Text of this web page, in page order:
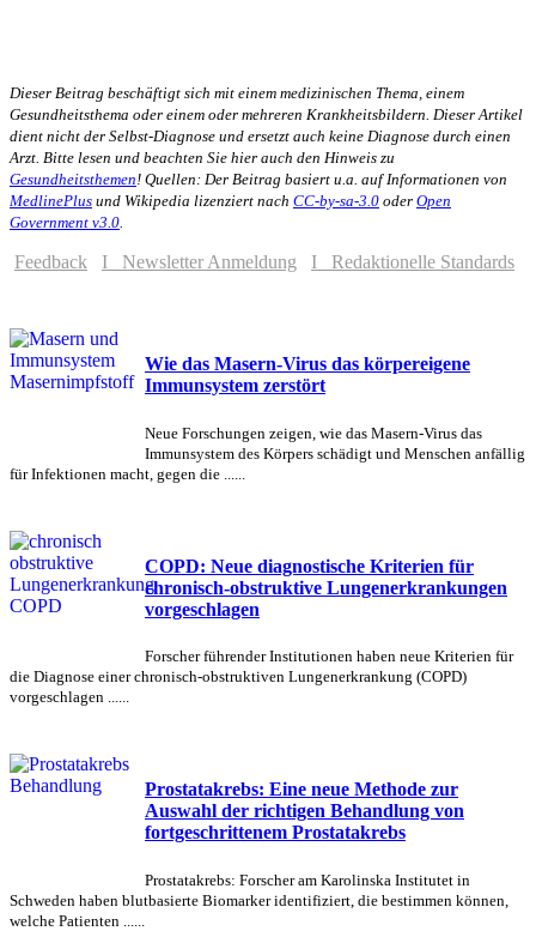
Dieser Beitrag beschäftigt sich mit einem medizinischen Thema, einem
Gesundheitsthema oder einem oder mehreren Krankheitsbildern. Dieser Artikel
dient nicht der Selbst-Diagnose und ersetzt auch keine Diagnose durch einen
Arzt. Bitte lesen und beachten Sie hier auch den Hinweis zu
Gesundheitsthemen! Quellen: Der Beitrag basiert u.a. auf Informationen von
MedlinePlus und Wikipedia lizenziert nach CC-by-sa-3.0 oder Open
Government v3.0.
Feedback I Newsletter Anmeldung I Redaktionelle Standards
Wie das Masern-Virus das körpereigene
Immunsystem zerstört
Neue Forschungen zeigen, wie das Masern-Virus das
Immunsystem des Körpers schädigt und Menschen anfällig
für Infektionen macht, gegen die ......
COPD: Neue diagnostische Kriterien für
chronisch-obstruktive Lungenerkrankungen
vorgeschlagen
Forscher führender Institutionen haben neue Kriterien für
die Diagnose einer chronisch-obstruktiven Lungenerkrankung (COPD)
vorgeschlagen ......
Prostatakrebs: Eine neue Methode zur
Auswahl der richtigen Behandlung von
fortgeschrittenem Prostatakrebs
Prostatakrebs: Forscher am Karolinska Institutet in
Schweden haben blutbasierte Biomarker identifiziert, die bestimmen können,
welche Patienten ......